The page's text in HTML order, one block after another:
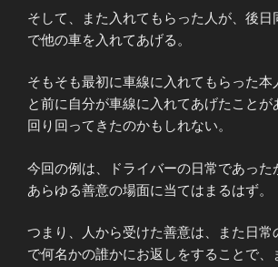
そして、また入れてもらった人が、後日
で他の車を入れてあげる。
そもそも最初に車線に入れてもらった本
と前に自分が車線に入れてあげたことが
回り回ってきたのかもしれない。
今回の例は、ドライバーの日常であった
あらゆる善意の場面に当てはまるはず。
つまり、人から受けた善意は、また日常
で何名かの誰かにお返しをすることで、